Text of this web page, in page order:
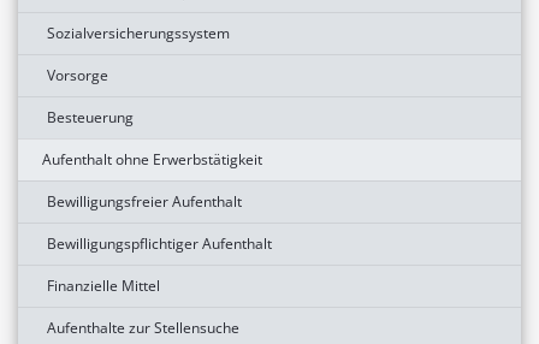
Sozialversicherungssystem
Vorsorge
Besteuerung
Aufenthalt ohne Erwerbstätigkeit
Bewilligungsfreier Aufenthalt
Bewilligungspflichtiger Aufenthalt
Finanzielle Mittel
Aufenthalte zur Stellensuche